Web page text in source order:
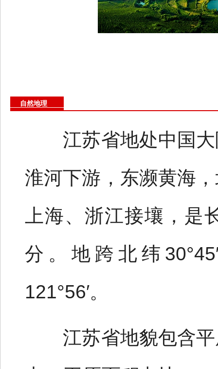
自然地理
江苏省地处中国大
淮河下游，东濒黄海
上海、浙江接壤，是
分。地跨北纬
121°56′。
江苏省地貌包含平